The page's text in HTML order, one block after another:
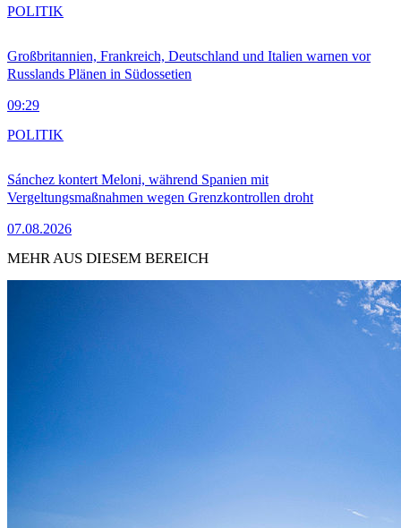
Großbritannien, Frankreich, Deutschland und Italien warnen vor
Russlands Plänen in Südossetien
09:29
POLITIK
Sánchez kontert Meloni, während Spanien mit
Vergeltungsmaßnahmen wegen Grenzkontrollen droht
07.08.2026
POLITIK
MEHR AUS DIESEM BEREICH